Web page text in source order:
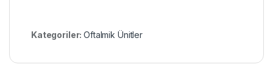
Kategoriler:Oftalmik Ünitler